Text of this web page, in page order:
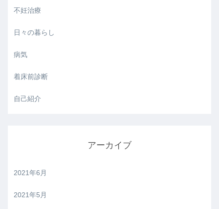
不妊治療
日々の暮らし
病気
着床前診断
自己紹介
アーカイブ
2021年6月
2021年5月